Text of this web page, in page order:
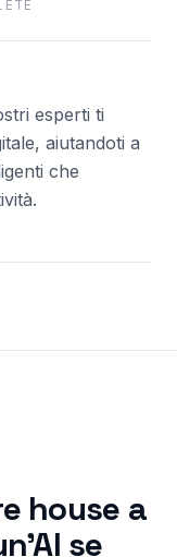
esperti ti
aiutandoti a
che
house a
se